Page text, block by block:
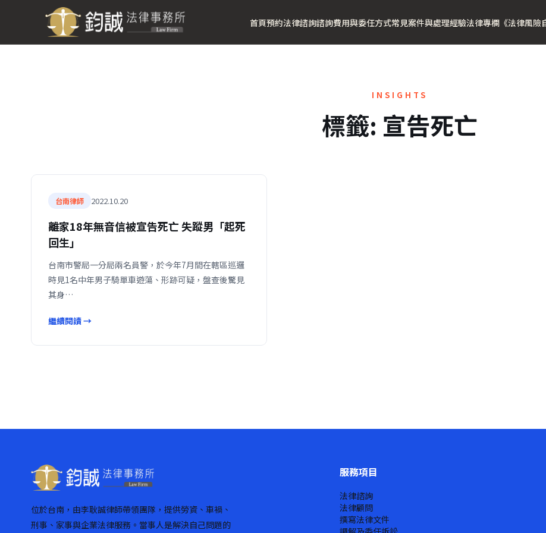
首頁預約法律諮詢諮詢費用與委任方式常見案件與處理經驗法律專欄 《法律風險
INSIGHTS
標籤: 宣告死亡
台南律師 2022.10.20
離家18年無音信被宣告死亡 失蹤男「起死
回生」
台南市警局一分局兩名員警，於今年7月間在轄區巡邏
時見1名中年男子騎單車遊蕩、形跡可疑，盤查後驚見
其身…
繼續閱讀 →
位於台南，由李耿誠律師帶領團隊，提供勞資、車禍、
刑事、家事與企業法律服務。當事人是解決自己問題的
服務項目
法律諮詢
法律顧問
撰寫法律文件